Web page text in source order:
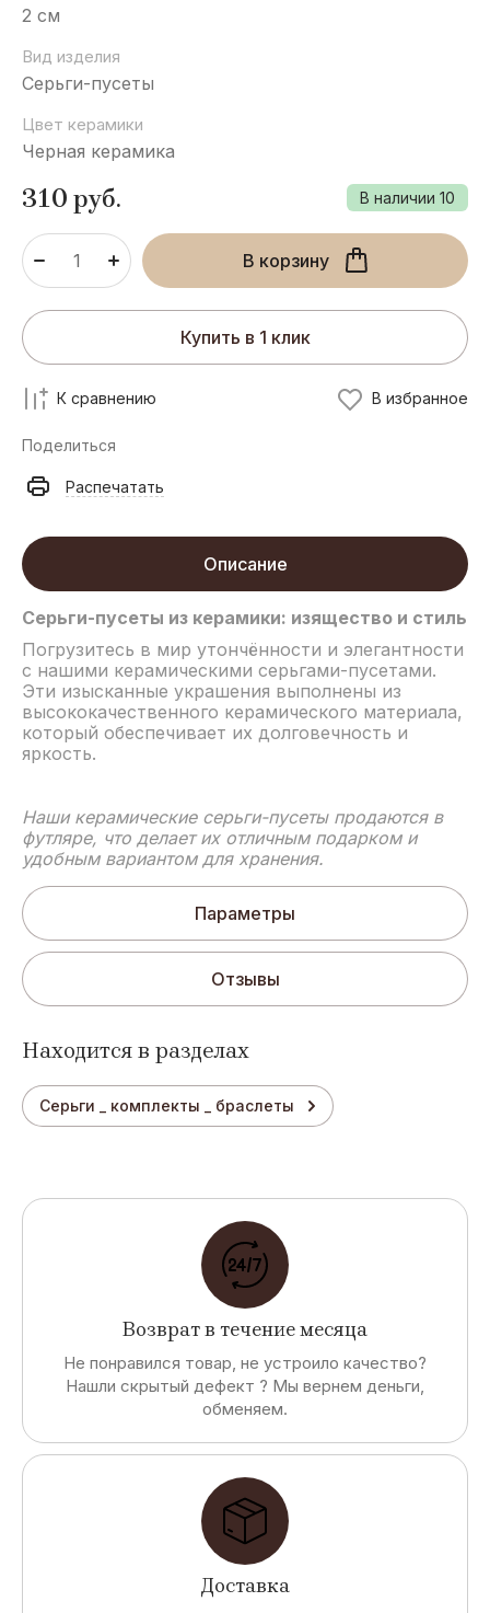
2 см
Вид изделия
Серьги-пусеты
Цвет керамики
Черная керамика
В наличии 10
310 руб.
В корзину
Купить в 1 клик
К сравнению В избранное
Поделиться
Распечатать
Описание
Серьги-пусеты из керамики: изящество и стиль
Погрузитесь в мир утончённости и элегантности
с нашими керамическими серьгами-пусетами.
Эти изысканные украшения выполнены из
высококачественного керамического материала,
который обеспечивает их долговечность и
яркость.
Наши керамические серьги-пусеты продаются в
футляре, что делает их отличным подарком и
удобным вариантом для хранения.
Параметры
Отзывы
Находится в разделах
Серьги _ комплекты _ браслеты
Возврат в течение месяца
Не понравился товар, не устроило качество?
Нашли скрытый дефект ? Мы вернем деньги,
обменяем.
Доставка